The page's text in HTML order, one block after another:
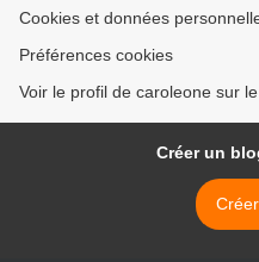
Cookies et données
Préférences cookies
Voir le profil de caroleone sur
Créer un